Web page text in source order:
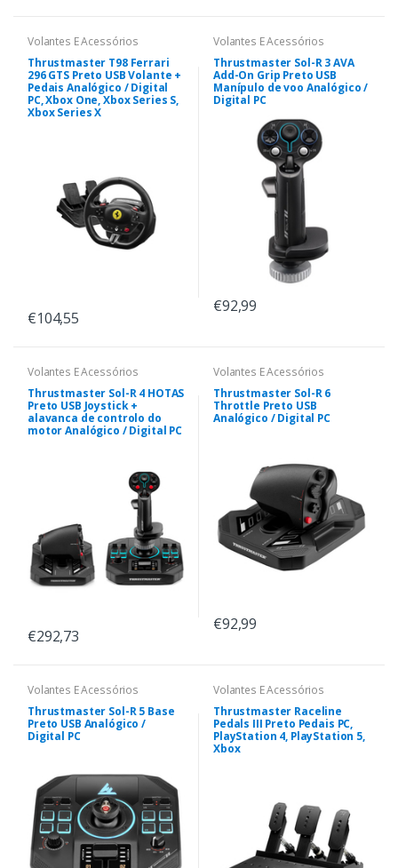
Volantes E Acessórios
Thrustmaster T98 Ferrari
296 GTS Preto USB Volante +
Pedais Analógico / Digital
PC, Xbox One, Xbox Series S,
Xbox Series X
€104,55
Volantes E Acessórios
Thrustmaster Sol-R 3 AVA
Add-On Grip Preto USB
Manípulo de voo Analógico /
Digital PC
€92,99
Volantes E Acessórios
Thrustmaster Sol-R 4 HOTAS
Preto USB Joystick +
alavanca de controlo do
motor Analógico / Digital PC
€292,73
Volantes E Acessórios
Thrustmaster Sol-R 6
Throttle Preto USB
Analógico / Digital PC
€92,99
Volantes E Acessórios
Thrustmaster Sol-R 5 Base
Preto USB Analógico /
Digital PC
Volantes E Acessórios
Thrustmaster Raceline
Pedals III Preto Pedais PC,
PlayStation 4, PlayStation 5,
Xbox